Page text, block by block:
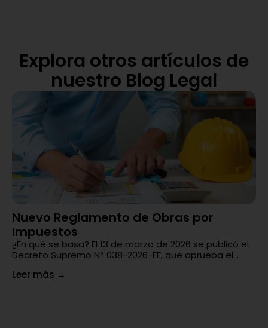
Explora otros artículos de
nuestro Blog Legal
Nuevo Reglamento de Obras por
Impuestos
¿En qué se basa? El 13 de marzo de 2026 se publicó el
Decreto Supremo N° 038-2026-EF, que aprueba el...
Leer más →